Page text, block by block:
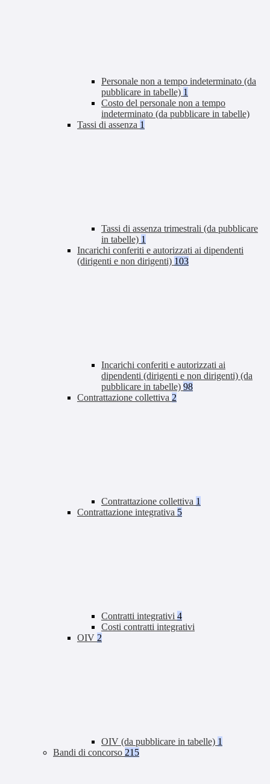
Personale non a tempo indeterminato (da
pubblicare in tabelle) 1
Costo del personale non a tempo
indeterminato (da pubblicare in tabelle)
Tassi di assenza 1
Tassi di assenza trimestrali (da pubblicare
in tabelle) 1
Incarichi conferiti e autorizzati ai dipendenti
(dirigenti e non dirigenti) 103
Incarichi conferiti e autorizzati ai
dipendenti (dirigenti e non dirigenti) (da
pubblicare in tabelle) 98
Contrattazione collettiva 2
Contrattazione collettiva 1
Contrattazione integrativa 5
Contratti integrativi 4
Costi contratti integrativi
OIV 2
OIV (da pubblicare in tabelle) 1
Bandi di concorso 215